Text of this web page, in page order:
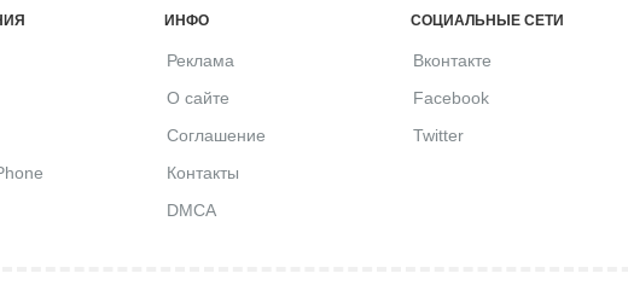
ИНФО
Реклама
О сайте
Соглашение
Контакты
DMCA
СОЦИАЛЬНЫЕ СЕТИ
Вконтакте
Facebook
Twitter